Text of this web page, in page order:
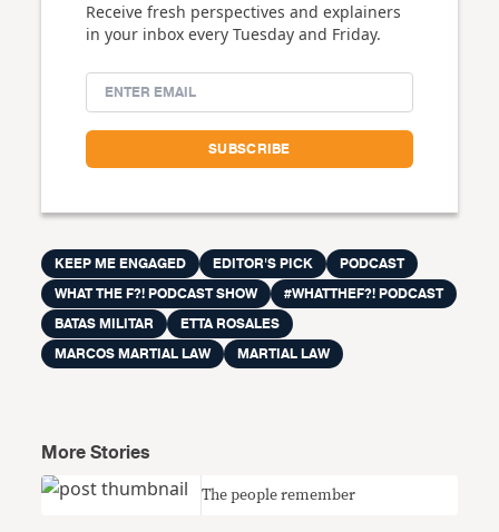
Receive fresh perspectives and explainers
in your inbox every Tuesday and Friday.
KEEP ME ENGAGED EDITOR'S PICK
PODCAST
WHAT THE F?! PODCAST SHOW
#WHATTHEF?! PODCAST
BATAS MILITAR
ETTA ROSALES
MARCOS MARTIAL LAW
MARTIAL LAW
More Stories
The people remember